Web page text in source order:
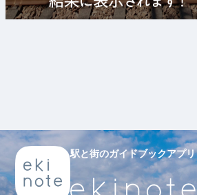
駅と街のガイドブックアプリ